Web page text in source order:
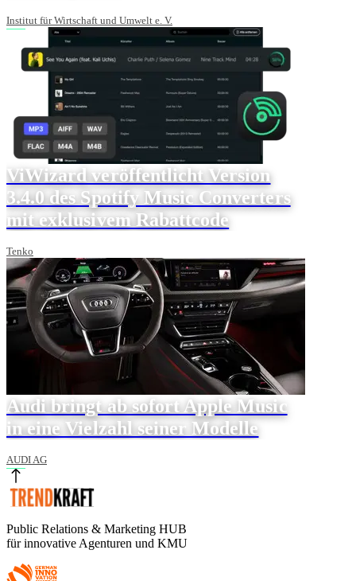
Institut für Wirtschaft und Umwelt e. V.
ViWizard veröffentlicht Version
3.4.0 des Spotify Music Converters
mit exklusivem Rabattcode
Tenko
Audi bringt ab sofort Apple Music
in eine Vielzahl seiner Modelle
AUDI AG
Public Relations & Marketing HUB
für innovative Agenturen und KMU